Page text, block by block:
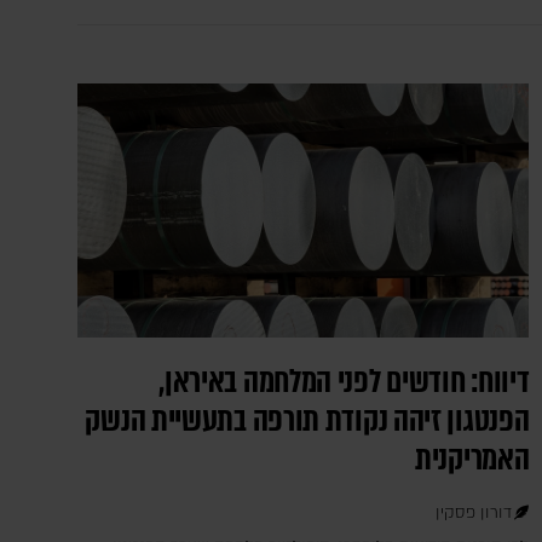
דיווח: חודשים לפני המלחמה באיראן,
הפנטגון זיהה נקודת תורפה בתעשיית הנשק
האמריקנית
דורון פסקין